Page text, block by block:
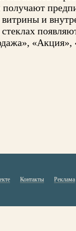
получают
витрины и
Контакты Реклама